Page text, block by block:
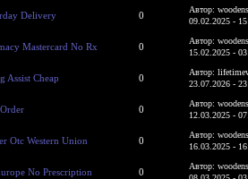
Delivery 0
Автор:
09.02.2025 -
Mastercard No Rx 0
Автор:
15.02.2025 -
Assist Cheap 0
Автор:
23.07.2026 -
0
Автор:
12.03.2025 -
Otc Western Union 0
Автор:
16.03.2025 -
No Prescription 0
Автор: